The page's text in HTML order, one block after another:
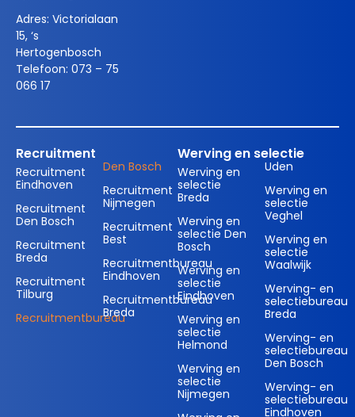
Adres: Victorialaan
15, ‘s
Hertogenbosch
Telefoon: 073 – 75
066 17
Recruitment
Recruitment
Eindhoven
Recruitment
Den Bosch
Recruitment
Breda
Recruitment
Tilburg
Recruitmentbureau
Den Bosch
Recruitment
Nijmegen
Recruitment
Best
Recruitmentbureau
Eindhoven
Recruitmentbureau
Breda
Werving en selectie
Werving en
selectie
Breda
Werving en
selectie Den
Bosch
Werving en
selectie
Eindhoven
Werving en
selectie
Helmond
Werving en
selectie
Nijmegen
Uden
Werving en
selectie
Veghel
Werving en
selectie
Waalwijk
Werving- en
selectiebureau
Breda
Werving- en
selectiebureau
Den Bosch
Werving- en
selectiebureau
Eindhoven